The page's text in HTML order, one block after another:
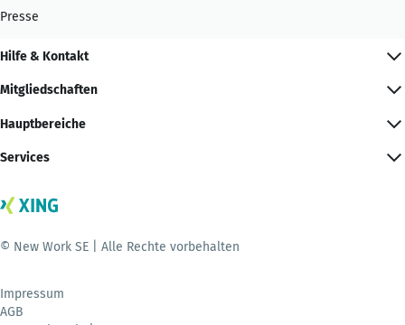
Presse
Hilfe & Kontakt
Mitgliedschaften
Hauptbereiche
Services
© New Work SE | Alle Rechte vorbehalten
Impressum
AGB